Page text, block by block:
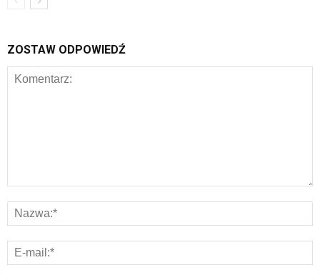
ZOSTAW ODPOWIEDŹ